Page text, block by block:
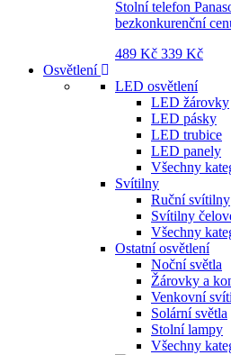
Stolní telefon
bezkonkurenční
489 Kč 339 Kč
Osvětlení
LED osvětlení
LED žárovky
LED pásky
LED trubice
LED panely
Všechny
Svítilny
Ruční svítilny
Svítilny
Všechny
Ostatní osvětlení
Noční světla
Žárovky a
Venkovní
Solární světla
Stolní lampy
Všechny